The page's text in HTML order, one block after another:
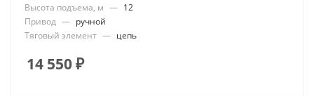
Высота подъема, м — 12
Привод — ручной
Тяговый элемент — цепь
14 550₽